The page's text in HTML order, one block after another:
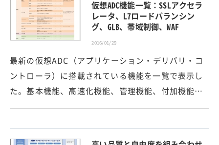
仮想ADC機能一覧：SSLアクセラ
レータ、L7ロードバランシン
グ、GLB、帯域制御、WAF
2016/01/29
最新の仮想ADC（アプリケーション・デリバリ・コ
ントローラ）に搭載されている機能を一覧で表示し
た。基本機能、高速化機能、管理機能、付加機能…